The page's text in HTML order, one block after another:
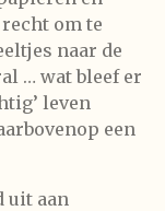
om te
naar de
… wat bleef er
leven
een
uit aan